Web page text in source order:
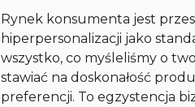
Rynek konsumenta jest
hiperpersonalizacji jako
wszystko, co myśleliśmy o
stawiać na doskonałość
preferencji. To egzystencja